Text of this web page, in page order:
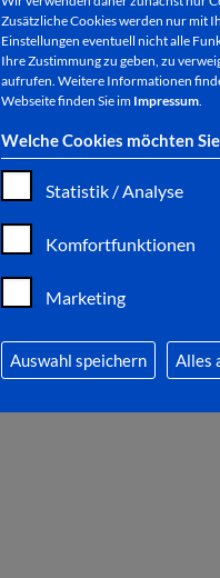
Zusätzliche Cookies werden nur mit
Einstellungen eventuell nicht alle
Ihre Zustimmung zu geben, zu
aufrufen. Weitere Informationen
Webseite finden Sie im Impressum.
Welche Cookies möchten
Statistik / Analyse
Komfortfunktionen
Marketing
Auswahl speichern Alles